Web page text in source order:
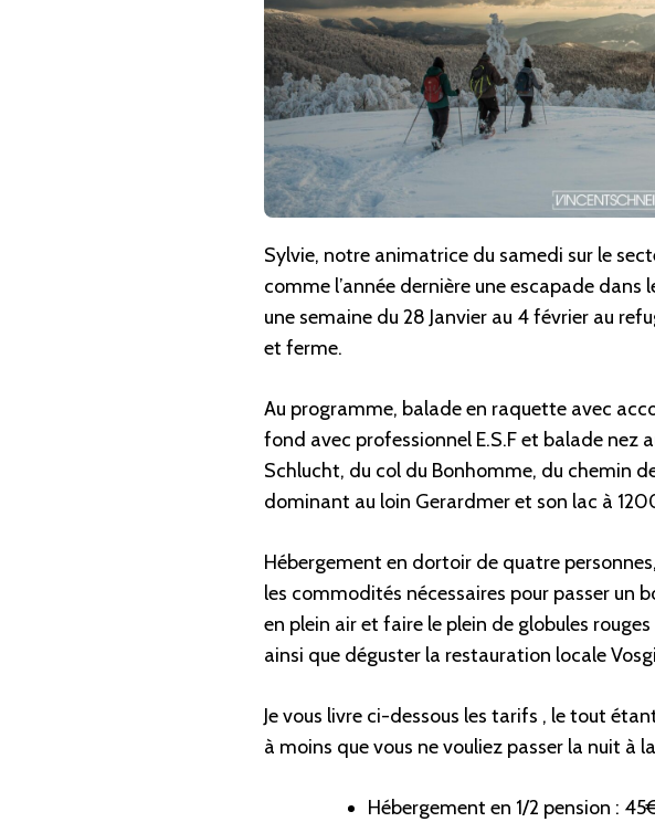
Sylvie, notre animatrice du samedi sur le
comme l’année dernière une escapade dans
une semaine du 28 Janvier au 4 février au
et ferme.
Au programme, balade en raquette avec
fond avec professionnel E.S.F et balade nez
Schlucht, du col du Bonhomme, du chemin
dominant au loin Gerardmer et son lac à
Hébergement en dortoir de quatre
les commodités nécessaires pour passer un
en plein air et faire le plein de globules
ainsi que déguster la restauration locale
Je vous livre ci-dessous les tarifs , le tout
à moins que vous ne vouliez passer la nuit à
Hébergement en 1/2 pension :